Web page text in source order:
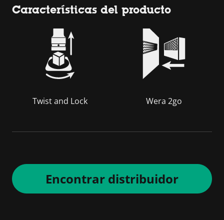
Características del producto
Twist and Lock Wera 2go
Encontrar distribuidor